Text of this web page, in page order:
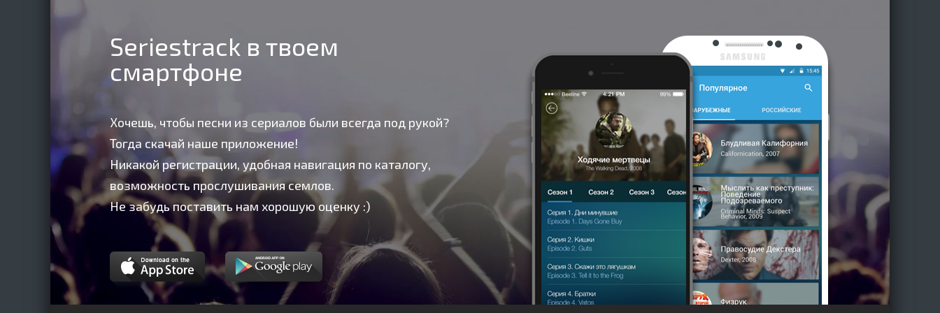
Seriestrack в твоем
смартфоне
Хочешь, чтобы песни из сериалов были всегда под рукой?
Тогда скачай наше приложение!
Никакой регистрации, удобная навигация по каталогу,
возможность прослушивания семлов.
Не забудь поставить нам хорошую оценку :)